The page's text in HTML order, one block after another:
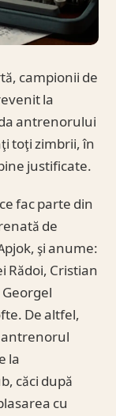
campionii de
la
antrenorului
toţi zimbrii, în
justificate.
fac parte din
de
şi anume:
Rădoi, Cristian
De altfel,
la
căci după
cu